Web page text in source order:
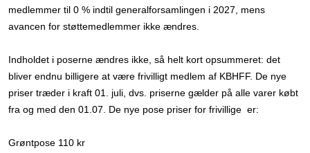
medlemmer til 0 % indtil generalforsamlingen i 2027, mens
avancen for støttemedlemmer ikke ændres.
Indholdet i poserne ændres ikke, så helt kort opsummeret: det
bliver endnu billigere at være frivilligt medlem af KBHFF. De nye
priser træder i kraft 01. juli, dvs. priserne gælder på alle varer købt
fra og med den 01.07. De nye pose priser for frivillige er:
Grøntpose 110 kr